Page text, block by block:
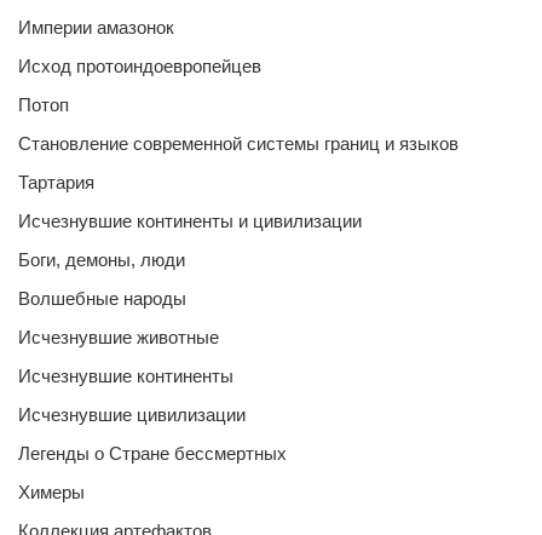
Империи амазонок
Исход протоиндоевропейцев
Потоп
Становление современной системы границ и языков
Тартария
Исчезнувшие континенты и цивилизации
Боги, демоны, люди
Волшебные народы
Исчезнувшие животные
Исчезнувшие континенты
Исчезнувшие цивилизации
Легенды о Стране бессмертных
Химеры
Коллекция артефактов